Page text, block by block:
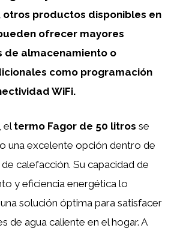
otros productos disponibles en
ofrecer mayores
de almacenamiento o
como programación
WiFi.
el termo Fagor de 50 litros se
una excelente opción dentro de
calefacción. Su capacidad de
y eficiencia energética lo
solución óptima para satisfacer
de agua caliente en el hogar. A